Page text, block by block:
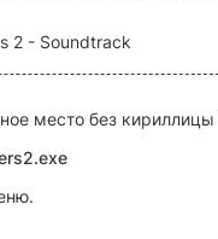
2 - Soundtrack
место без кириллицы